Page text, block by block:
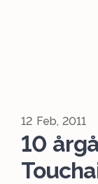
12 Feb, 2011
10